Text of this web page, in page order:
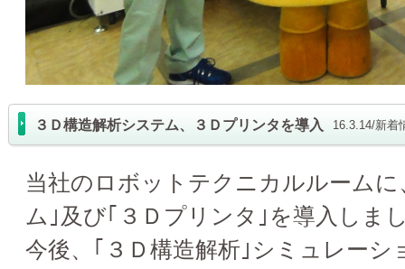
３Ｄ構造解析システム、３Ｄプリンタを導入 16.3.14/新着
当社のロボットテクニカルルーム
ム｣及び｢３Ｄプリンタ｣を導入しま
今後、｢３Ｄ構造解析｣シミュレーシ